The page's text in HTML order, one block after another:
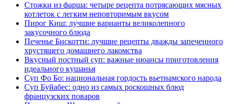
Стожки из фарша: четыре рецепта потрясающих мясных
котлеток с легким неповторимым вкусом
Пирог Киш: лучшие варианты великолепного
закусочного блюда
Печенье Бискотти: лучшие рецепты дважды запеченного
хрустящего домашнего лакомства
Вкусный постный суп: важные нюансы приготовления
идеального кушанья
Суп Фо Бо: национальная гордость вьетнамского народа
Суп Буйабес: одно из самых роскошных блюд
французских поваров